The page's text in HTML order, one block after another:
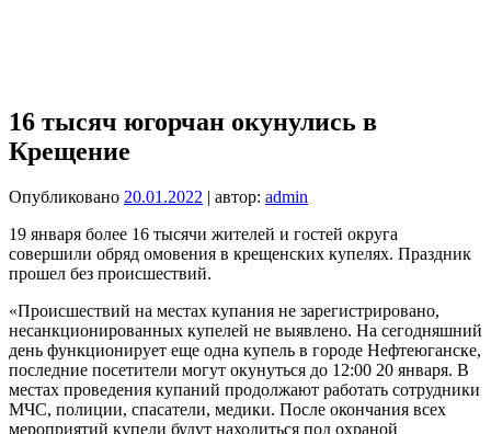
​16 тысяч югорчан окунулись в
Крещение
Опубликовано 20.01.2022 | автор: admin
19 января более 16 тысячи жителей и гостей округа
совершили обряд омовения в крещенских купелях. Праздник
прошел без происшествий.
«Происшествий на местах купания не зарегистрировано,
несанкционированных купелей не выявлено. На сегодняшний
день функционирует еще одна купель в городе Нефтеюганске,
последние посетители могут окунуться до 12:00 20 января. В
местах проведения купаний продолжают работать сотрудники
МЧС, полиции, спасатели, медики. После окончания всех
мероприятий купели будут находиться под охраной